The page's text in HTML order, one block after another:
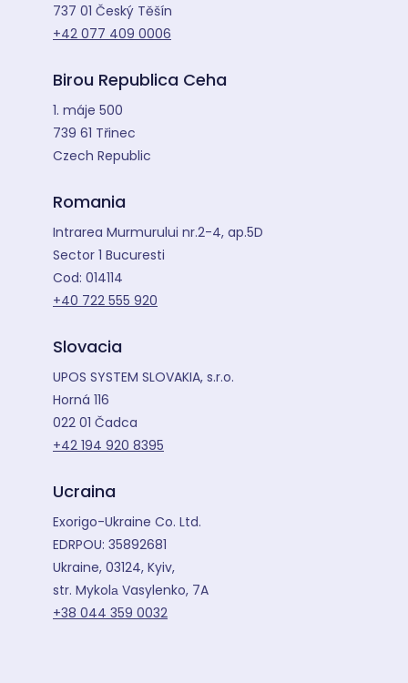
737 01 Český Těšín
+42 077 409 0006
Birou Republica Ceha
1. máje 500
739 61 Třinec
Czech Republic
Romania
Intrarea Murmurului nr.2-4, ap.5D
Sector 1 Bucuresti
Cod: 014114
+40 722 555 920
Slovacia
UPOS SYSTEM SLOVAKIA, s.r.o.
Horná 116
022 01 Čadca
+42 194 920 8395
Ucraina
Exorigo-Ukraine Co. Ltd.
EDRPOU: 35892681
Ukraine, 03124, Kyiv,
str. Mykolа Vasylenko, 7A
+38 044 359 0032